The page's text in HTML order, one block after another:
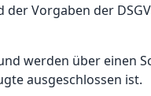
Vorgaben der
werden über einen
ausgeschlossen ist.